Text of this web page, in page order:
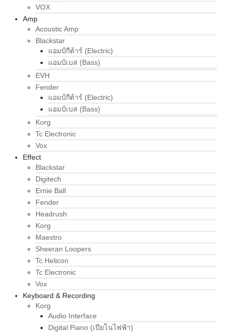
VOX
Amp
Acoustic Amp
Blackstar
แอมป์กีต้าร์ (Electric)
แอมป์เบส (Bass)
EVH
Fender
แอมป์กีต้าร์ (Electric)
แอมป์เบส (Bass)
Korg
Tc Electronic
Vox
Effect
Blackstar
Digitech
Ernie Ball
Fender
Headrush
Korg
Maestro
Sheeran Loopers
Tc Helicon
Tc Electronic
Vox
Keyboard & Recording
Korg
Audio Interface
Digital Piano (เปียโนไฟฟ้า)